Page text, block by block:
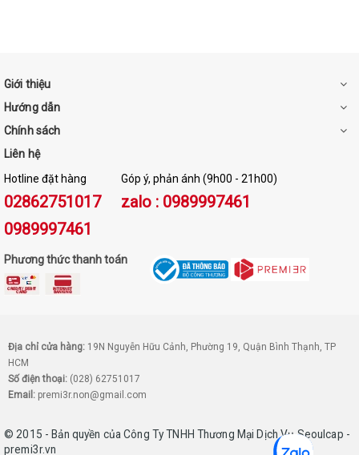
Giới thiệu
Hướng dẫn
Chính sách
Liên hệ
Hotline đặt hàng
02862751017
0989997461
Góp ý, phản ánh (9h00 - 21h00)
zalo : 0989997461
Phương thức thanh toán
Địa chỉ cửa hàng: 19N Nguyễn Hữu Cảnh, Phường 19, Quận Bình Thạnh, TP
HCM
Số điện thoại: (028) 62751017
Email: premi3r.non@gmail.com
© 2015 - Bản quyền của Công Ty TNHH Thương Mại Dịch Vụ Seoulcap -
premi3r.vn